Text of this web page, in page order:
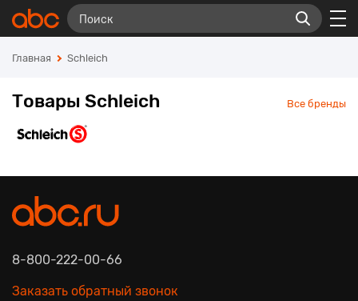
Главная Schleich
Товары Schleich Все бренды
8-800-222-00-66
Заказать обратный звонок